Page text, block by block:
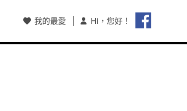
我的最愛 Hi，您好！
會員註冊/登入